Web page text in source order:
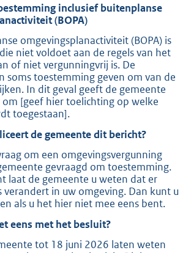
inclusief buitenplanse
(BOPA)
omgevingsplanactiviteit (BOPA) is
niet voldoet aan de regels van het
of niet vergunningvrij is. De
soms toestemming geven om van de
In dit geval geeft de gemeente
[geef hier toelichting op welke
toegestaan].
de gemeente dit bericht?
om een omgevingsvergunning
gevraagd om toestemming.
laat de gemeente u weten dat er
verandert in uw omgeving. Dan kunt u
als u het hier niet mee eens bent.
eens met het besluit?
tot 18 juni 2026 laten weten